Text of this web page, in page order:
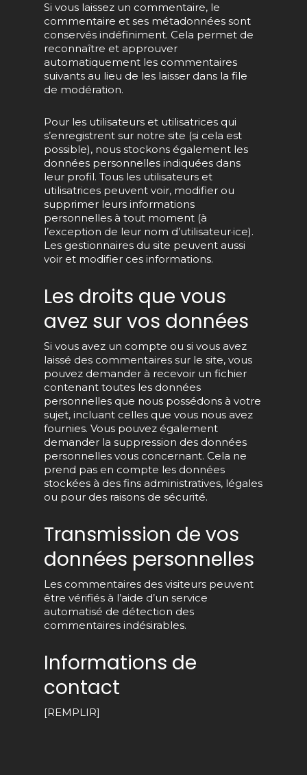
Si vous laissez un commentaire, le
commentaire et ses métadonnées sont
conservés indéfiniment. Cela permet de
reconnaître et approuver
automatiquement les commentaires
suivants au lieu de les laisser dans la file
de modération.
Pour les utilisateurs et utilisatrices qui
s’enregistrent sur notre site (si cela est
possible), nous stockons également les
données personnelles indiquées dans
leur profil. Tous les utilisateurs et
utilisatrices peuvent voir, modifier ou
supprimer leurs informations
personnelles à tout moment (à
l’exception de leur nom d’utilisateur·ice).
Les gestionnaires du site peuvent aussi
voir et modifier ces informations.
Les droits que vous
avez sur vos données
Si vous avez un compte ou si vous avez
laissé des commentaires sur le site, vous
pouvez demander à recevoir un fichier
contenant toutes les données
personnelles que nous possédons à votre
sujet, incluant celles que vous nous avez
fournies. Vous pouvez également
demander la suppression des données
personnelles vous concernant. Cela ne
prend pas en compte les données
stockées à des fins administratives, légales
ou pour des raisons de sécurité.
Transmission de vos
données personnelles
Les commentaires des visiteurs peuvent
être vérifiés à l’aide d’un service
automatisé de détection des
commentaires indésirables.
Informations de
contact
[REMPLIR]